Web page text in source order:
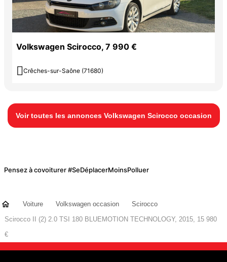
Volkswagen Scirocco, 7 990 €
 Crêches-sur-Saône (71680)
Voir toutes les annonces Volkswagen Scirocco occasion
Pensez à covoiturer #SeDéplacerMoinsPolluer
Voiture Volkswagen occasion
Scirocco
Scirocco II (2) 2.0 TSI 180 BLUEMOTION TECHNOLOGY, 2015, 15 980
€